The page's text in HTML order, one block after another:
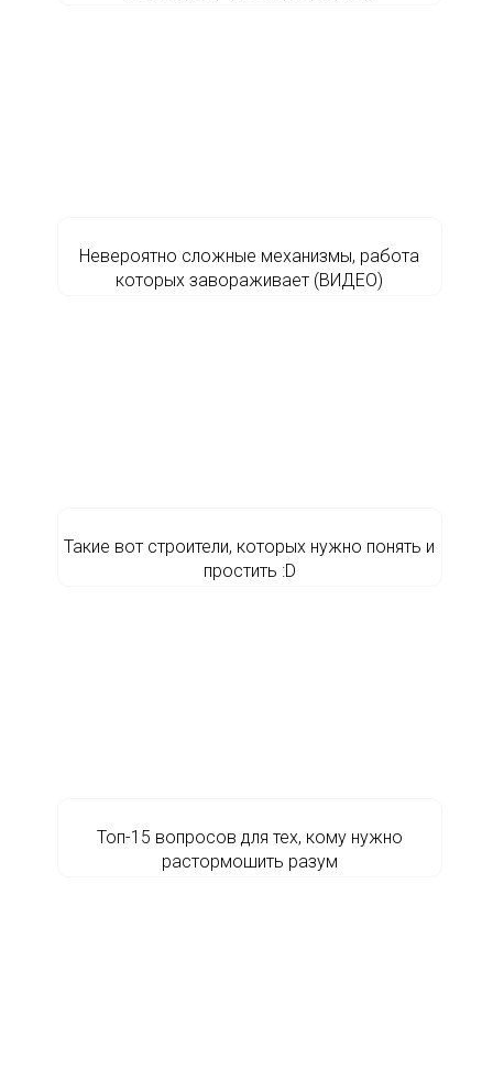
Невероятно сложные механизмы, работа
которых завораживает (ВИДЕО)
Такие вот строители, которых нужно понять и
простить :D
Топ-15 вопросов для тех, кому нужно
растормошить разум